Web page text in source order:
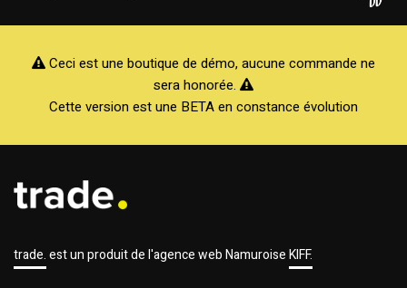
Ceci est une boutique de démo, aucune commande ne
sera honorée.
Cette version est une BETA en constance évolution
trade.est un produit de l'agence web NamuroiseKIFF.